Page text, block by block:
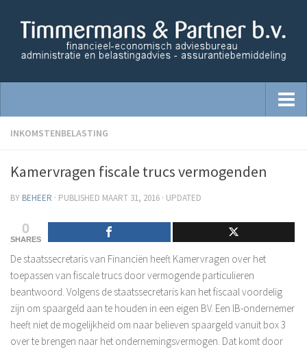
Home
Administratie
Advisering
Opzetten financiële administratie
Salaris Administratie
Overige Diensten
Financiële analyses
INKOMSTENBELASTING
Kamervragen fiscale trucs vermogenden
BY BEHEER · PUBLISHED MAART 31, 2016 · UPDATED
0
SHARES
De staatssecretaris van Financiën heeft Kamervragen over het
toepassen van fiscale trucs door vermogende particulieren
beantwoord. Volgens de staatssecretaris kan het fiscaal voordelig
zijn om spaargeld aan te houden in een eigen BV. Een IB-ondernemer
heeft niet de mogelijkheid om naar believen spaargeld vanuit box 3
over te brengen naar het ondernemingsvermogen. Dat komt door